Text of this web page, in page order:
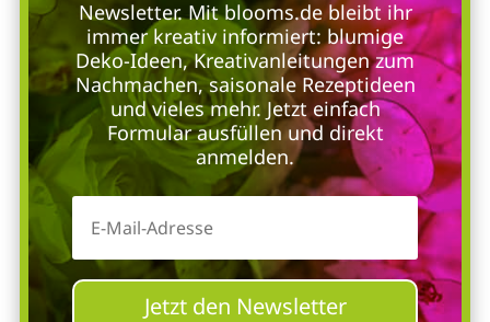
Newsletter. Mit blooms.de bleibt ihr
immer kreativ informiert: blumige
Deko-Ideen, Kreativanleitungen zum
Nachmachen, saisonale Rezeptideen
und vieles mehr. Jetzt einfach
Formular ausfüllen und direkt
anmelden.
Jetzt den Newsletter